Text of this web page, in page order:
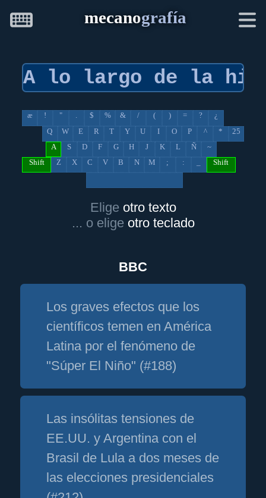
mecanografía
æ ! " . $ % & / ( ) = ?
¿
Q
W E R T Y U I O P ^ *
25
A
S D F G H J K L Ñ
~
Shift
Z X C V B N M ; : Shift
Elige otro texto
... o elige otro teclado
BBC
Los graves efectos que los
científicos temen en América
Latina por el fenómeno de
"Súper El Niño" (#188)
Las insólitas tensiones de
EE.UU. y Argentina con el
Brasil de Lula a dos meses de
las elecciones presidenciales